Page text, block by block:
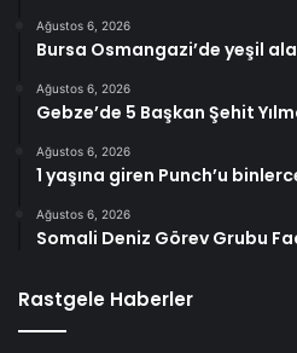
Ağustos 6, 2026
Bursa Osmangazi’de yeşil
Ağustos 6, 2026
Gebze’de 5 Başkan Şehit
Ağustos 6, 2026
1 yaşına giren Punch’u
Ağustos 6, 2026
Somali Deniz Görev Grubu
Rastgele Haberler